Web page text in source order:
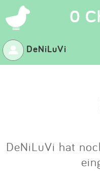
0
DeNiLuVi
DeNiLuVi hat